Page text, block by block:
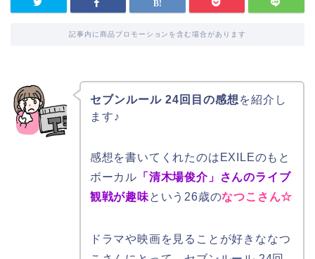
記事内に商品プロモーションを含む場合があります
セブンルール 24回目の感想 を紹介し
ます♪
感想を書いてくれたのはEXILEのもと
ボーカル 「清木場俊介」さんのライブ
観戦が趣味という26歳のなつこさん☆
ドラマや映画を見ることが好きななつ